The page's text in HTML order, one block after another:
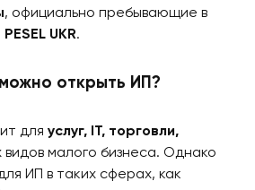
, официально пребывающие в
PESEL UKR.
открыть ИП?
для услуг, IT, торговли,
видов малого бизнеса. Однако
ИП в таких сферах, как